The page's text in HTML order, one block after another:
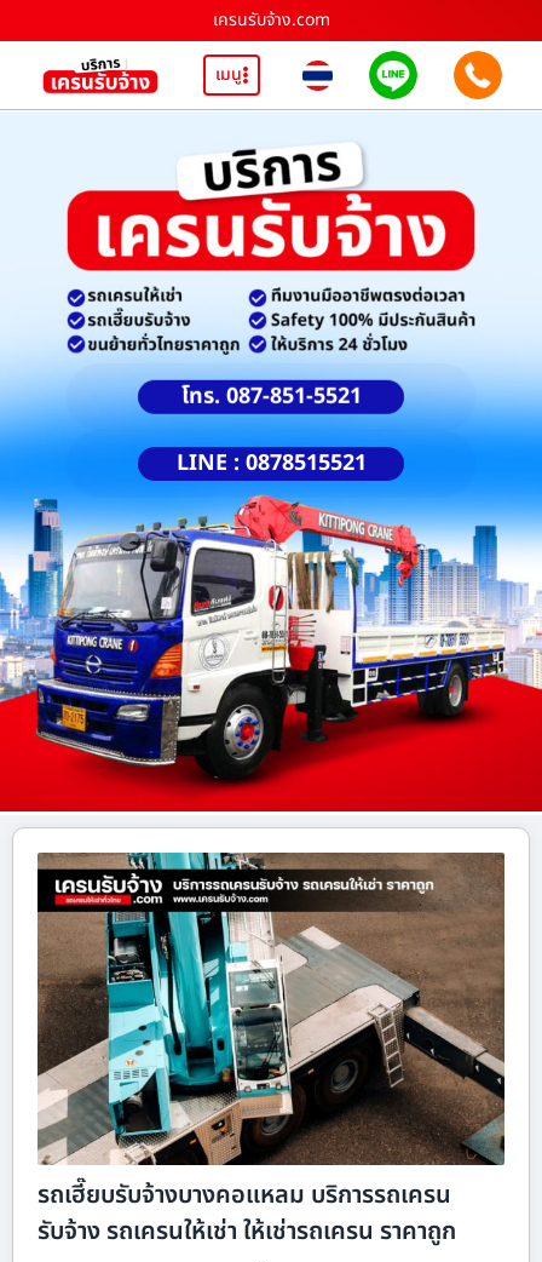
เครนรับจ้าง.com
เมนู
โทร. 087-851-5521
LINE : 0878515521
รถเฮี๊ยบรับจ้างบางคอแหลม บริการรถเครน
รับจ้าง รถเครนให้เช่า ให้เช่ารถเครน ราคาถูก